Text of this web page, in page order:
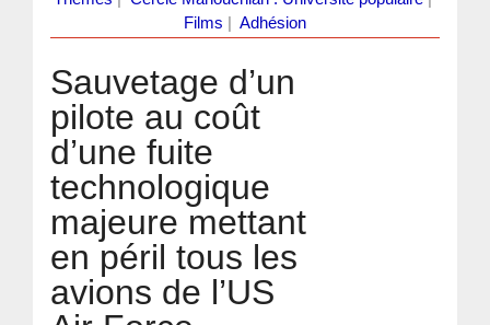
Films
Adhésion
Sauvetage d’un
pilote au coût
d’une fuite
technologique
majeure mettant
en péril tous les
avions de l’US